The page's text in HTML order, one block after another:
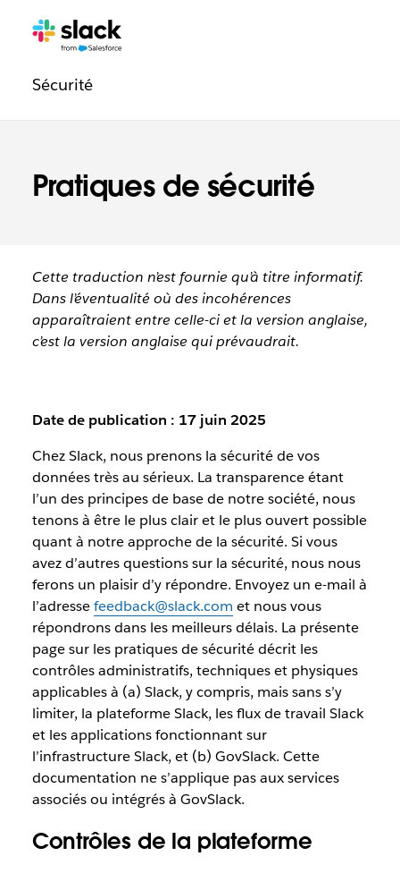
Pratiques de sécurité
Navigation
légale
Pages
Sécuritésupplémentaires
Cette traduction n’est fournie qu’à titre informatif.
Dans l’éventualité où des incohérences
apparaîtraient entre celle-ci et la version anglaise,
c’est la version anglaise qui prévaudrait.
Date de publication : 17 juin 2025
Chez Slack, nous prenons la sécurité de vos
données très au sérieux. La transparence étant
l’un des principes de base de notre société, nous
tenons à être le plus clair et le plus ouvert possible
quant à notre approche de la sécurité. Si vous
avez d’autres questions sur la sécurité, nous nous
ferons un plaisir d’y répondre. Envoyez un e-mail à
l’adressefeedback@slack.com et nous vous
répondrons dans les meilleurs délais. La présente
page sur les pratiques de sécurité décrit les
contrôles administratifs, techniques et physiques
applicables à (a) Slack, y compris, mais sans s’y
limiter, la plateforme Slack, les flux de travail Slack
et les applications fonctionnant sur
l’infrastructure Slack, et (b) GovSlack. Cette
documentation ne s’applique pas aux services
associés ou intégrés à GovSlack.
Contrôles de la plateforme